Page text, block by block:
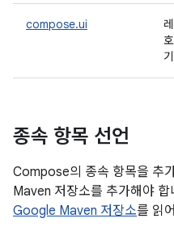
compose.ui
종속 항목 선언
Compose의 종속 항목을 추
Maven 저장소를 추가해야
Google Maven 저장소를 읽